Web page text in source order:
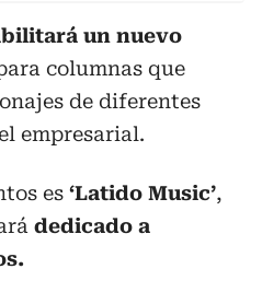
un nuevo
columnas que
de diferentes
empresarial.
es ‘Latido Music’,
dedicado a